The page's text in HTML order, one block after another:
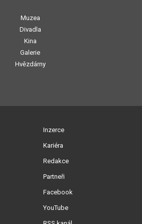
Muzea
Divadla
Kina
Galerie
Hvězdárny
Inzerce
Kariéra
Redakce
Partneři
Facebook
YouTube